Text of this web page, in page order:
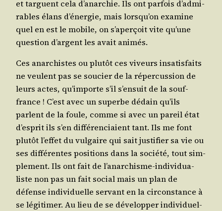
et targuent cela d’a­nar­chie. Ils ont par­fois d’ad­mi­
rables élans d’éner­gie, mais lors­qu’on exa­mine
quel en est le mobile, on s’a­per­çoit vite qu’une
ques­tion d’argent les avait animés.
Ces anar­chistes ou plu­tôt ces viveurs insa­tis­faits
ne veulent pas se sou­cier de la réper­cus­sion de
leurs actes, qu’im­porte s’il s’en­suit de la souf­
france ! C’est avec un superbe dédain qu’ils
parlent de la foule, comme si avec un pareil état
d’es­prit ils s’en dif­fé­ren­ciaient tant. Ils me font
plu­tôt l’ef­fet du vul­gaire qui sait jus­ti­fier sa vie ou
ses dif­fé­rentes posi­tions dans la socié­té, tout sim­
ple­ment. Ils ont fait de l’a­nar­chisme-indi­vi­dua­
liste non pas un fait social mais un plan de
défense indi­vi­duelle ser­vant en la cir­cons­tance à
se légi­ti­mer. Au lieu de se déve­lop­per indi­vi­duel­